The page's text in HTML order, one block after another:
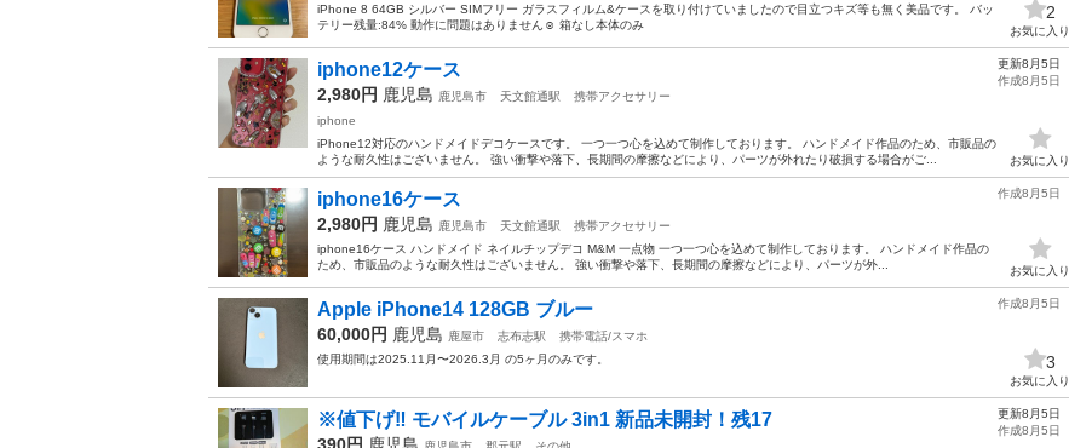
iPhone 8 64GB シルバー SIMフリー ガラスフィルム&ケースを取り付けていましたので目立つキズ等も無く美品です。 バッ
テリー残量:84% 動作に問題はありません☺︎ 箱なし本体のみ
2
お気に入り
iphone12ケース
2,980円 鹿児島 鹿児島市 天文館通駅
携帯アクセサリー
iphone
iPhone12対応のハンドメイドデコケースです。 一つ一つ心を込めて制作しております。 ハンドメイド作品のため、市販品の
ような耐久性はございません。 強い衝撃や落下、長期間の摩擦などにより、パーツが外れたり破損する場合がご...
更新8月5日
作成8月5日
お気に入り
iphone16ケース
2,980円 鹿児島 鹿児島市 天文館通駅
携帯アクセサリー
iphone16ケース ハンドメイド ネイルチップデコ M&M 一点物 一つ一つ心を込めて制作しております。 ハンドメイド作品の
ため、市販品のような耐久性はございません。 強い衝撃や落下、長期間の摩擦などにより、パーツが外...
作成8月5日
お気に入り
Apple iPhone14 128GB ブルー
60,000円 鹿児島 鹿屋市 志布志駅
携帯電話/スマホ
使用期間は2025.11月〜2026.3月 の5ヶ月のみです。
作成8月5日
3
お気に入り
※値下げ‼ モバイルケーブル 3in1 新品未開封！残17
390円 鹿児島
更新8月5日
作成8月5日